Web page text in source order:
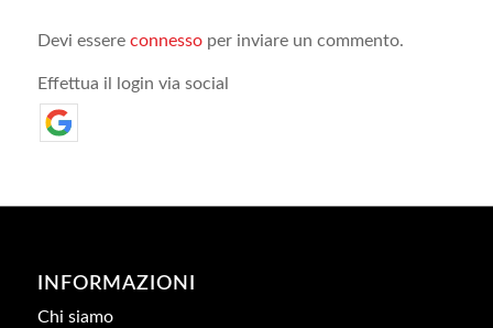
Devi essere connessoper inviare un commento.
Effettua il login via social
INFORMAZIONI
Chi siamo